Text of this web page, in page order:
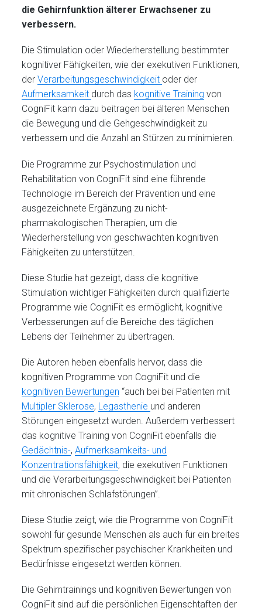
die Gehirnfunktion älterer Erwachsener zu
verbessern.
Die Stimulation oder Wiederherstellung bestimmter
kognitiver Fähigkeiten, wie der exekutiven Funktionen,
derVerarbeitungsgeschwindigkeit oder der
Aufmerksamkeit durch das kognitive Training von
CogniFit kann dazu beitragen bei älteren Menschen
die Bewegung und die Gehgeschwindigkeit zu
verbessern und die Anzahl an Stürzen zu minimieren.
Die Programme zur Psychostimulation und
Rehabilitation von CogniFit sind eine führende
Technologie im Bereich der Prävention und eine
ausgezeichnete Ergänzung zu nicht-
pharmakologischen Therapien, um die
Wiederherstellung von geschwächten kognitiven
Fähigkeiten zu unterstützen.
Diese Studie hat gezeigt, dass die kognitive
Stimulation wichtiger Fähigkeiten durch qualifizierte
Programme wie CogniFit es ermöglicht, kognitive
Verbesserungen auf die Bereiche des täglichen
Lebens der Teilnehmer zu übertragen.
Die Autoren heben ebenfalls hervor, dass die
kognitiven Programme von CogniFit und die
kognitiven Bewertungen “auch bei bei Patienten mit
Multipler Sklerose, Legasthenie und anderen
Störungen eingesetzt wurden. Außerdem verbessert
das kognitive Training von CogniFit ebenfalls die
Gedächtnis-,Aufmerksamkeits- und
Konzentrationsfähigkeit, die exekutiven Funktionen
und die Verarbeitungsgeschwindigkeit bei Patienten
mit chronischen Schlafstörungen”.
Diese Studie zeigt, wie die Programme von CogniFit
sowohl für gesunde Menschen als auch für ein breites
Spektrum spezifischer psychischer Krankheiten und
Bedürfnisse eingesetzt werden können.
Die Gehirntrainings und kognitiven Bewertungen von
CogniFit sind auf die persönlichen Eigenschtaften der